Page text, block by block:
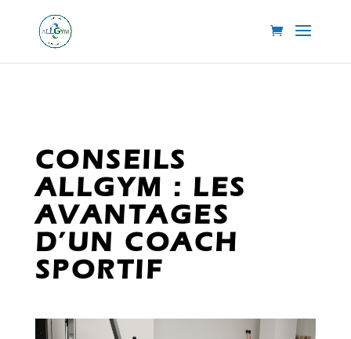
CONSEILS
ALLGYM : LES
AVANTAGES
D’UN COACH
SPORTIF